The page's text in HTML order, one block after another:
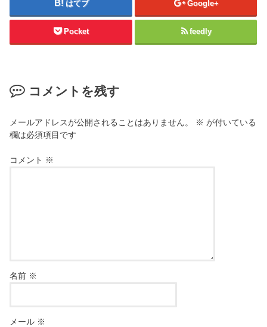
はてブ Google+
Pocket feedly
コメントを残す
メールアドレスが公開されることはありません。 ※ が付いている
欄は必須項目です
コメント ※
名前 ※
メール ※